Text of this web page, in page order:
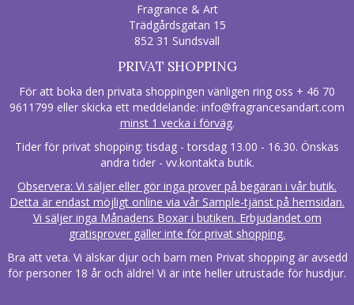
Fragrance & Art
Trädgårdsgatan 15
852 31 Sundsvall
PRIVAT SHOPPING
För att boka den privata shoppingen vänligen ring oss + 46 70
9611799 eller skicka ett meddelande: info@fragrancesandart.com
minst 1 vecka i förväg.
Tider för privat shopping: tisdag - torsdag 13.00 - 16.30. Önskas
andra tider - vv.kontakta butik.
Observera: Vi säljer eller gör inga prover på begäran i vår butik.
Detta är endast möjligt online via vår Sample-tjänst på hemsidan.
Vi säljer inga Månadens Boxar i butiken. Erbjudandet om
gratisprover gäller inte för privat shopping.
Bra att veta. Vi älskar djur och barn men Privat shopping är avsedd
för personer 18 år och äldre! Vi är inte heller utrustade för husdjur.